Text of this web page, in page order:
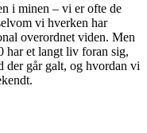
i minen – vi er ofte de
vi hverken har
overordnet viden. Men
har et langt liv foran sig,
der går galt, og hvordan vi